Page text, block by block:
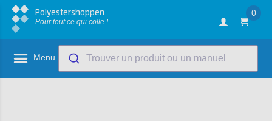
Polyestershoppen
Pour tout ce qui colle !
0
Menu Trouver un produit ou un manuel